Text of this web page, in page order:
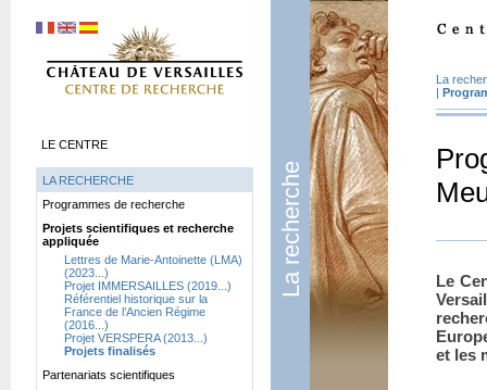
La recherche
La
|
Le
et les
LE CENTRE
LA RECHERCHE
Programmes de recherche
Projets scientifiques et recherche
appliquée
Lettres de Marie-Antoinette (LMA)
(2023...)
Projet IMMERSAILLES (2019...)
Référentiel historique sur la
France de l’Ancien Régime
(2016...)
Projet VERSPERA (2013...)
Projets finalisés
Partenariats scientifiques